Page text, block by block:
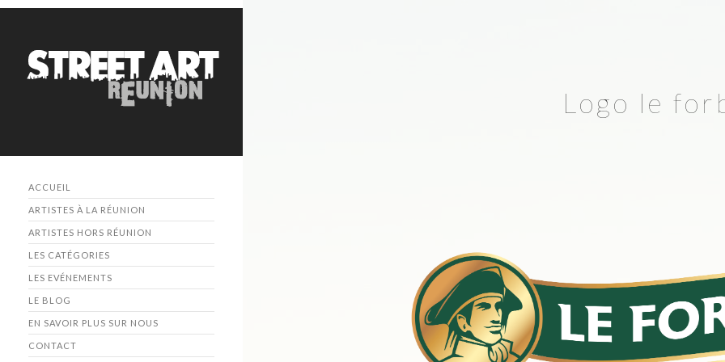
ACCUEIL
ARTISTES À LA RÉUNION
ARTISTES HORS RÉUNION
LES CATÉGORIES
LES EVÉNEMENTS
LE BLOG
EN SAVOIR PLUS SUR NOUS
CONTACT
Logo le